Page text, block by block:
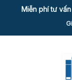
Miễn phí tư